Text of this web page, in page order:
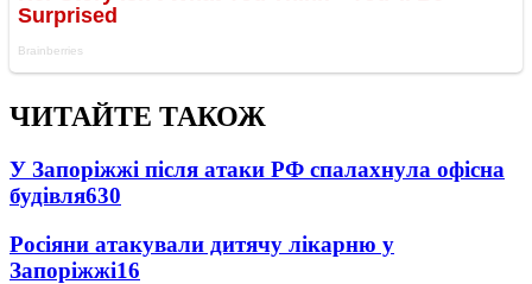
ЧИТАЙТЕ ТАКОЖ
У Запоріжжі після атаки РФ спалахнула офісна
будівля630
Росіяни атакували дитячу лікарню у
Запоріжжі16